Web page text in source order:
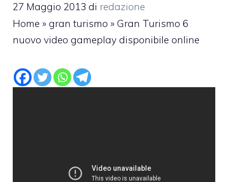
27 Maggio 2013 di redazione
Home » gran turismo » Gran Turismo 6
nuovo video gameplay disponibile online